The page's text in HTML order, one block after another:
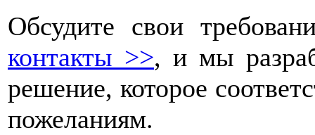
Обсудите свои
контакты >>, и мы
решение, которое
пожеланиям.